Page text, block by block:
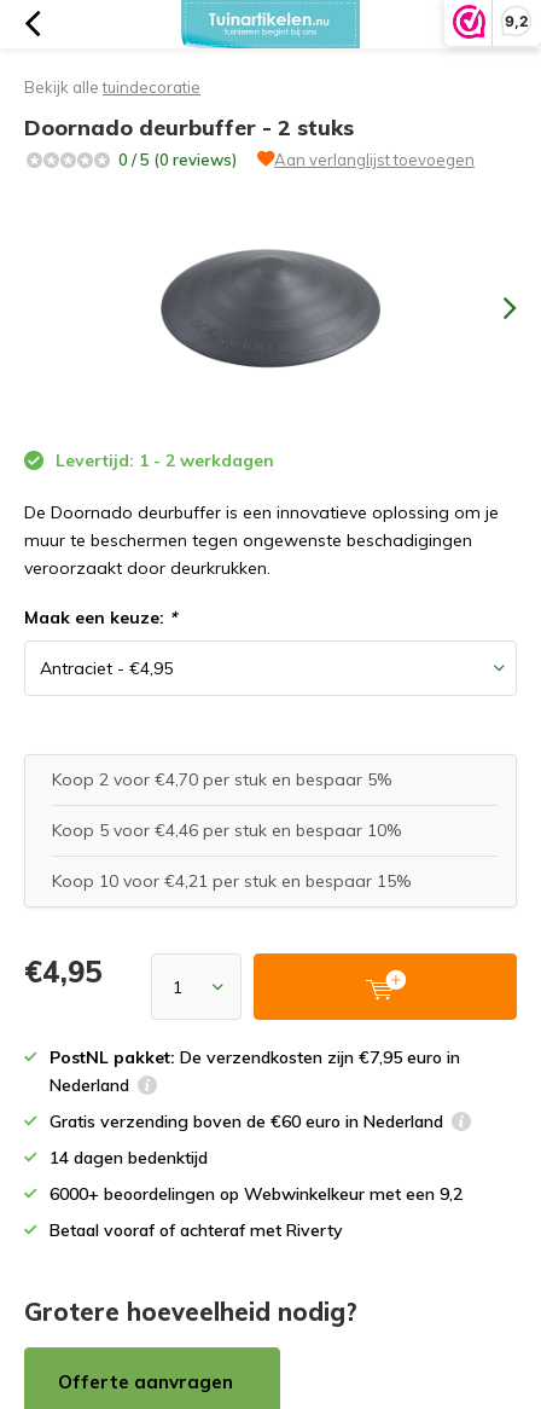
9,2
Bekijk alletuindecoratie
Doornado deurbuffer - 2 stuks
0 / 5 (0 reviews) Aan verlanglijst toevoegen
Levertijd: 1 - 2 werkdagen
De Doornado deurbuffer is een innovatieve oplossing om je
muur te beschermen tegen ongewenste beschadigingen
veroorzaakt door deurkrukken.
Maak een keuze: *
Koop 2 voor €4,70 per stuk en bespaar 5%
Koop 5 voor €4,46 per stuk en bespaar 10%
Koop 10 voor €4,21 per stuk en bespaar 15%
€4,95
PostNL pakket: De verzendkosten zijn €7,95 euro in
Nederland
Gratis verzending boven de €60 euro in Nederland
14 dagen bedenktijd
6000+ beoordelingen op Webwinkelkeur met een 9,2
Betaal vooraf of achteraf met Riverty
Grotere hoeveelheid nodig?
Offerte aanvragen